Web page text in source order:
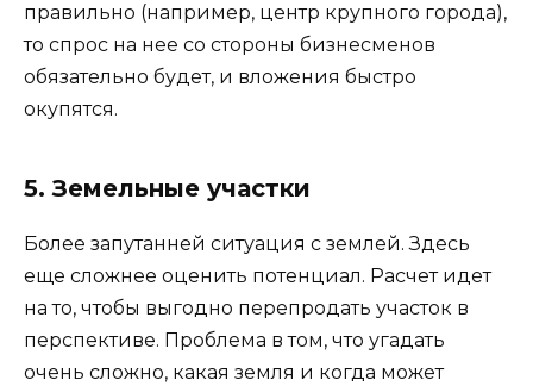
правильно (например, центр крупного города),
то спрос на нее со стороны бизнесменов
обязательно будет, и вложения быстро
окупятся.
5. Земельные участки
Более запутанней ситуация с землей. Здесь
еще сложнее оценить потенциал. Расчет идет
на то, чтобы выгодно перепродать участок в
перспективе. Проблема в том, что угадать
очень сложно, какая земля и когда может